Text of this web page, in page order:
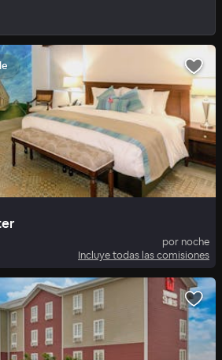
por noche
Incluye todas las comisiones